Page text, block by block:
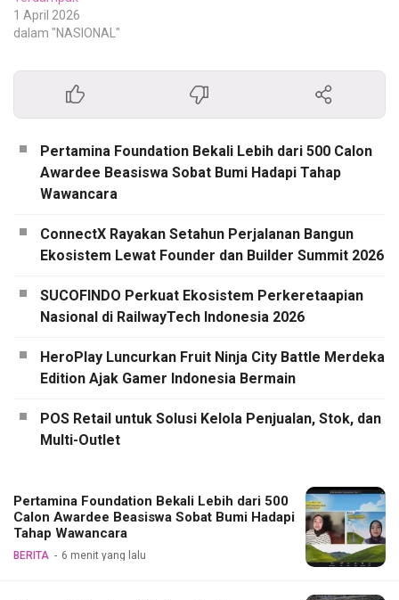
1 April 2026
dalam "NASIONAL"
Pertamina Foundation Bekali Lebih dari 500 Calon
Awardee Beasiswa Sobat Bumi Hadapi Tahap
Wawancara
ConnectX Rayakan Setahun Perjalanan Bangun
Ekosistem Lewat Founder dan Builder Summit 2026
SUCOFINDO Perkuat Ekosistem Perkeretaapian
Nasional di RailwayTech Indonesia 2026
HeroPlay Luncurkan Fruit Ninja City Battle Merdeka
Edition Ajak Gamer Indonesia Bermain
POS Retail untuk Solusi Kelola Penjualan, Stok, dan
Multi-Outlet
Pertamina Foundation Bekali Lebih dari 500
Calon Awardee Beasiswa Sobat Bumi Hadapi
Tahap Wawancara
BERITA 6 menit yang lalu